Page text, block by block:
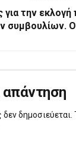
για την
συμβουλίων. Οι
δημοσιεύεται.